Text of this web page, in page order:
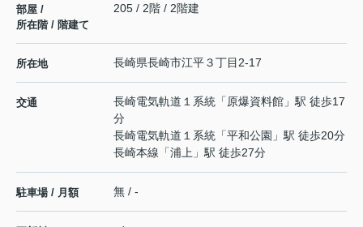
部屋 /
所在階 / 階建て
205 / 2階 / 2階建
所在地 長崎県長崎市江平３丁目2-17
交通 長崎電気軌道１系統 「 原爆資料館 」駅 徒歩17
分
長崎電気軌道１系統 「平和公園 」駅 徒歩20分
長崎本線 「浦上 」駅 徒歩27分
駐車場 / 月額 無 / -